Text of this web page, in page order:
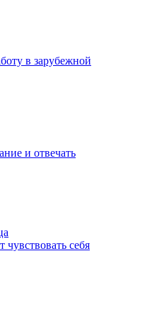
в зарубежной
и отвечать
себя